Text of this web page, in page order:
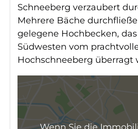
Schneeberg verzaubert
Mehrere Bäche
gelegene Hochbecken,
Südwesten vom
Hochschneeberg überragt
Wenn Sie die